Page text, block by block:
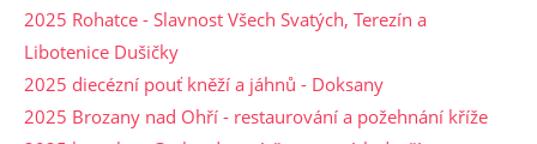
2025 Rohatce - Slavnost Všech Svatých, Terezín a
Libotenice Dušičky
2025 diecézní pouť kněží a jáhnů - Doksany
2025 Brozany nad Ohří - restaurování a požehnání kříže